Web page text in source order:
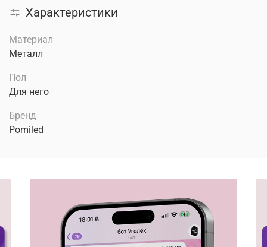
Характеристики
Материал
Металл
Пол
Для него
Бренд
Pomiled